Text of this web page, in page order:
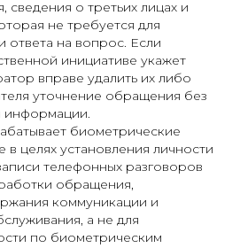
сведения о третьих лицах и
не требуется для
ответа на вопрос. Если
инициативе укажет
вправе удалить их либо
уточнение обращения без
информации.
биометрические
целях установления личности
телефонных разговоров
обращения,
коммуникации и
а не для
по биометрическим